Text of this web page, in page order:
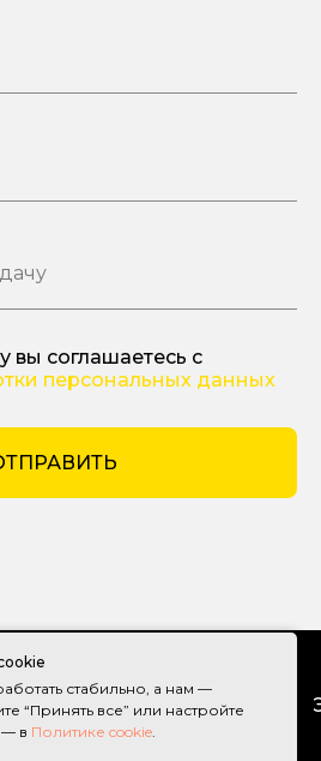
вы соглашаетесь с
персональных данных
стабильно, а нам —
“Принять все” или настройте
в Политике cookie
УПАКОВКА
ГЛАВНАЯ